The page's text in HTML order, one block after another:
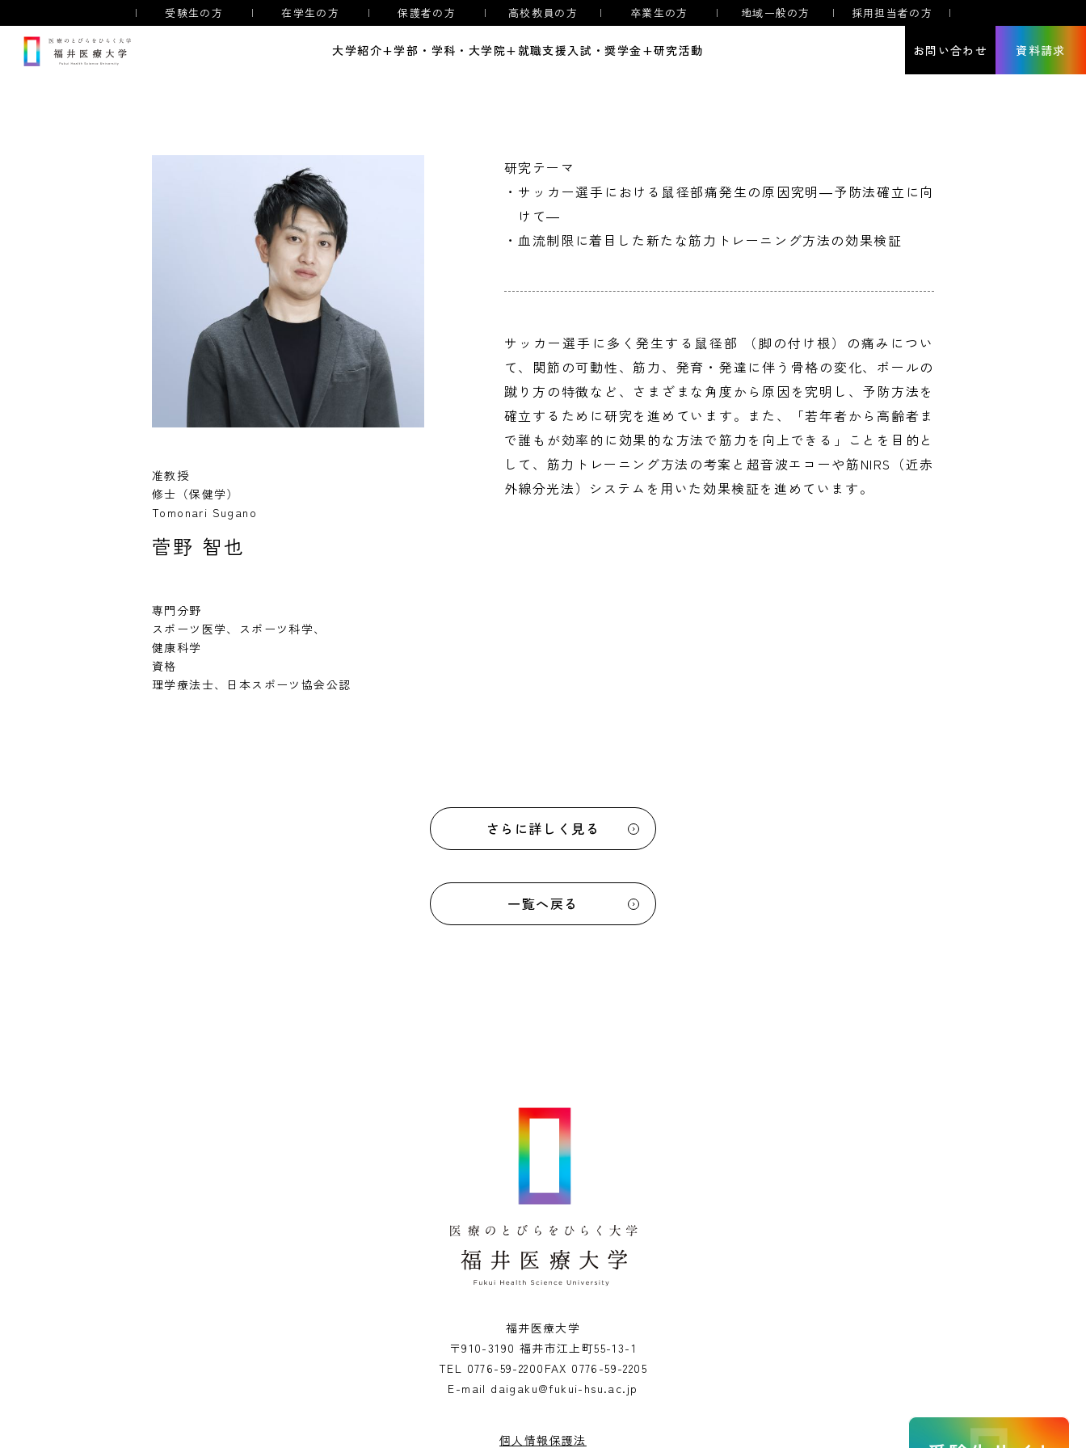
大学紹介+
医療のとびらをひらく学び 理事長・学長メッセージ
学部・学科・大学院+
理学療法学専攻
アスレティックトレーナー
作業療法学専攻 言語聴覚学専攻
養護教諭コース
就職支援 入試・奨学金+
奨学金制度 キャリアサポート
研究活動 お問い合わせ 資料請求
受験生の方 在学生の方 保護者の方 高校教員の方 卒業生の方 地域一般の方 採用担当者の方
准教授
修士（保健学）
Tomonari Sugano
菅野 智也
専門分野
スポーツ医学、スポーツ科学、
健康科学
資格
理学療法士、日本スポーツ協会公認
研究テーマ
・サッカー選手における鼠径部痛発生の原因究明―予防法確立に向
けて―
・血流制限に着目した新たな筋力トレーニング方法の効果検証
サッカー選手に多く発生する鼠径部 （脚の付け根）の痛みについ
て、関節の可動性、筋力、発育・発達に伴う骨格の変化、ボールの
蹴り方の特徴など、さまざまな角度から原因を究明し、予防方法を
確立するために研究を進めています。また、「若年者から高齢者ま
で誰もが効率的に効果的な方法で筋力を向上できる」ことを目的と
して、筋力トレーニング方法の考案と超音波エコーや筋NIRS（近赤
外線分光法）システムを用いた効果検証を進めています。
さらに詳しく見る
一覧へ戻る
福井医療大学
〒910-3190 福井市江上町55-13-1
TEL 0776-59-2200 FAX 0776-59-2205
E-mail daigaku@fukui-hsu.ac.jp
個人情報保護法